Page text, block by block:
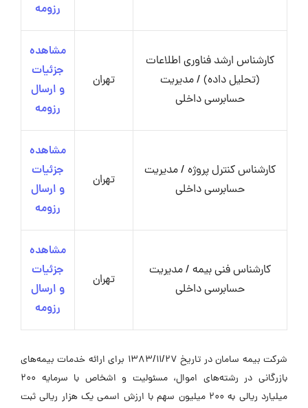
رزومه
کارشناس ارشد فناوری اطلاعات
(تحلیل داده) / مدیریت
حسابرسی داخلی
تهران
مشاهده
جزئیات
و ارسال
رزومه
کارشناس کنترل پروژه / مدیریت
حسابرسی داخلی
تهران
مشاهده
جزئیات
و ارسال
رزومه
کارشناس فنی بیمه / مدیریت
حسابرسی داخلی
تهران
مشاهده
جزئیات
و ارسال
رزومه
شرکت بیمه سامان در تاریخ 1383/11/27 برای ارائه خدمات بیمه‌های
بازرگانی در رشته‌های اموال، مسئولیت و اشخاص با سرمایه 200
میلیارد ریالی به 200 میلیون سهم با ارزش اسمی یک هزار ریالی ثبت